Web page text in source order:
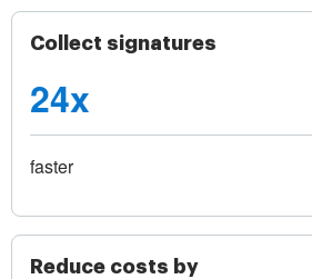
Collect signatures
24x
faster
Reduce costs by